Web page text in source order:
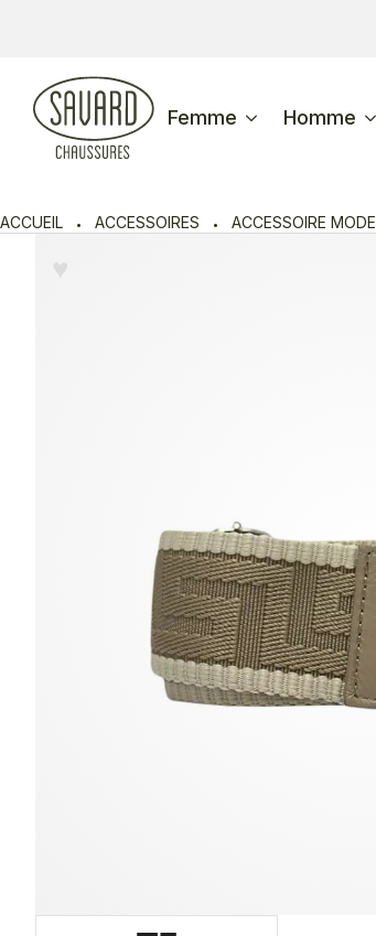
Femme Homme
ACCUEIL ACCESSOIRES ACCESSOIRE MODE